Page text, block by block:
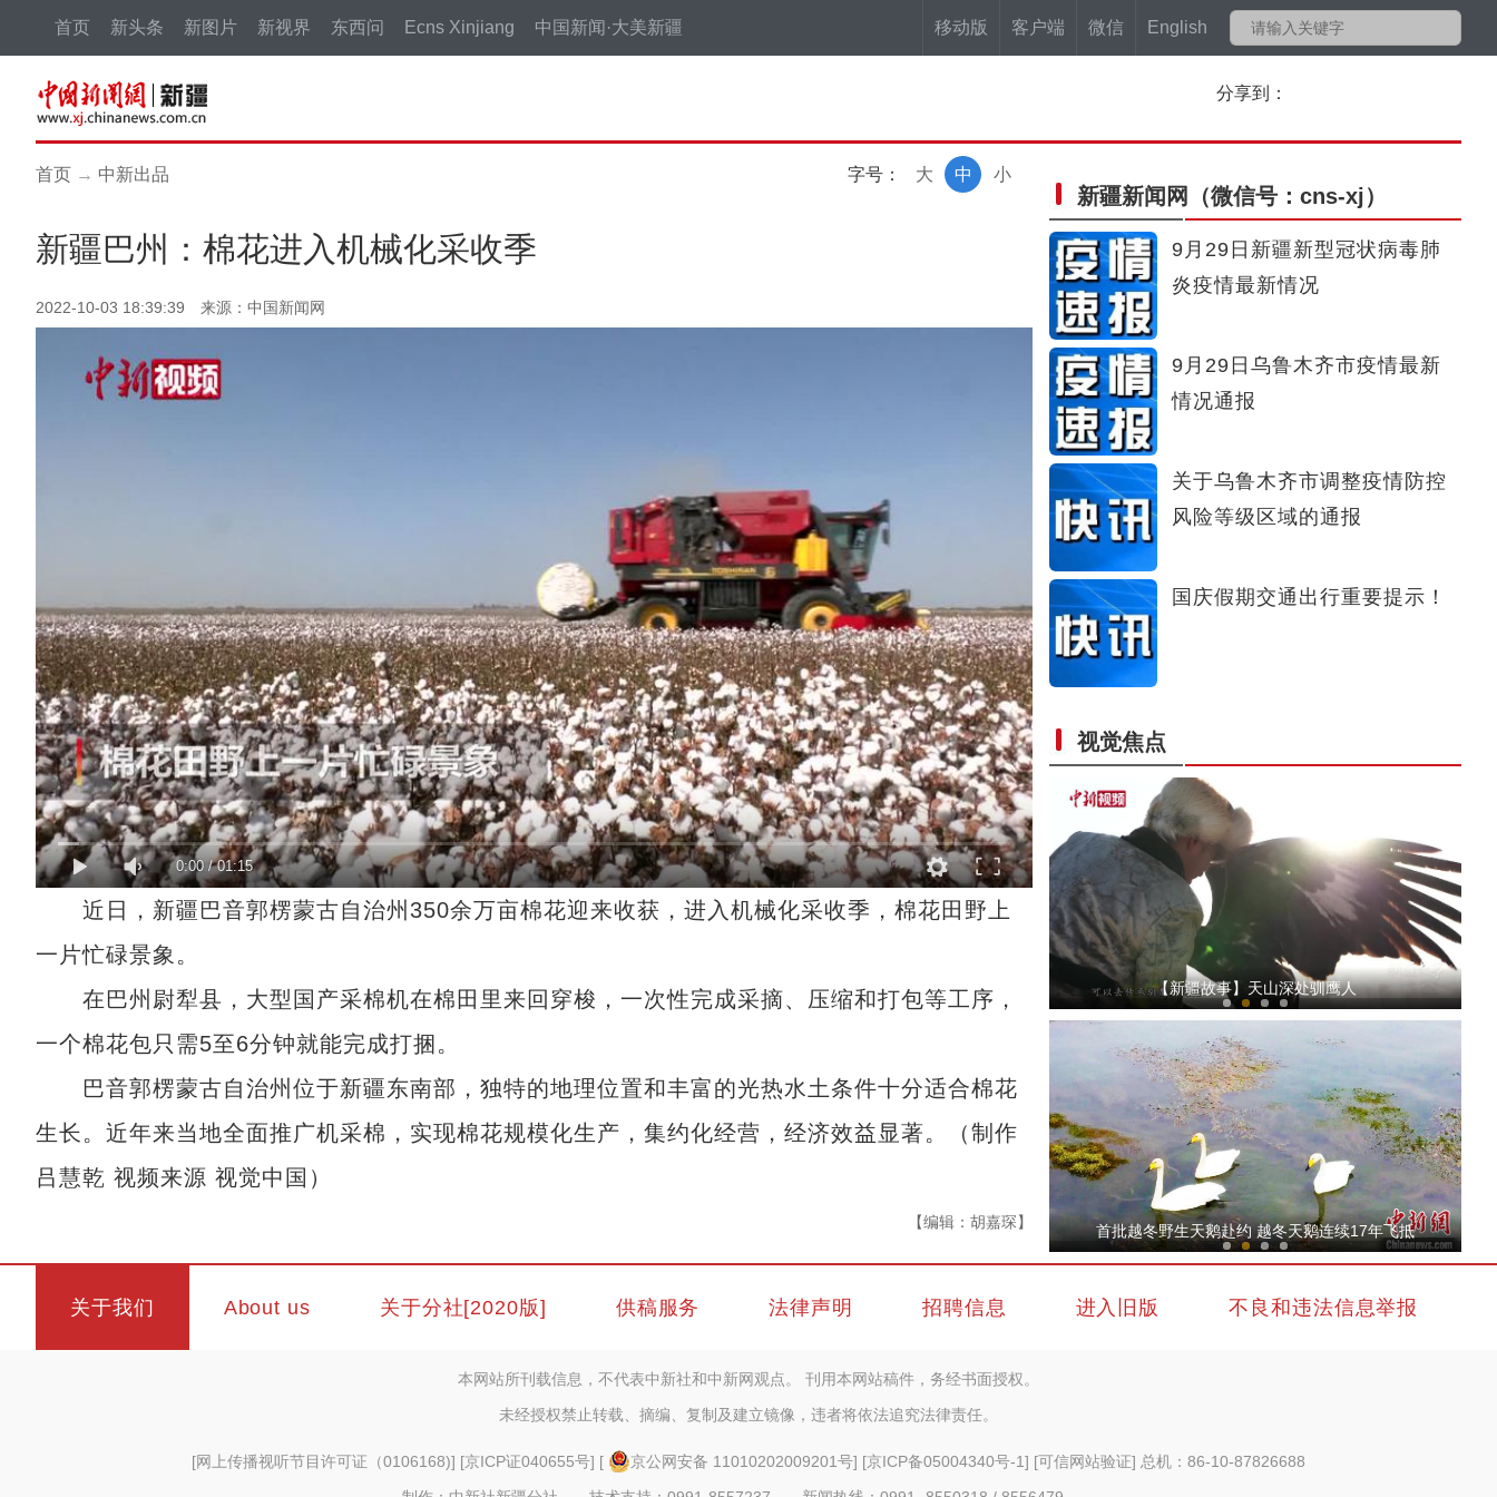
移动版 客户端 微信 English
首页 新头条 新图片 新视界 东西问 Ecns Xinjiang 中国新闻·大美新疆
分享到：
首页 → 中新出品 字号： 小
中
大
新疆巴州：棉花进入机械化采收季
2022-10-03 18:39:39 来源：中国新闻网
0:00/01:15
近日，新疆巴音郭楞蒙古自治州350余万亩棉花迎来收获，进入机械化采收季，棉花田野上
一片忙碌景象。
在巴州尉犁县，大型国产采棉机在棉田里来回穿梭，一次性完成采摘、压缩和打包等工序，
一个棉花包只需5至6分钟就能完成打捆。
巴音郭楞蒙古自治州位于新疆东南部，独特的地理位置和丰富的光热水土条件十分适合棉花
生长。近年来当地全面推广机采棉，实现棉花规模化生产，集约化经营，经济效益显著。（制作
吕慧乾 视频来源 视觉中国）
【编辑：胡嘉琛】
新疆新闻网 （微信号：cns-xj）
9月29日新疆新型冠状病毒肺
炎疫情最新情况
9月29日乌鲁木齐市疫情最新
情况通报
关于乌鲁木齐市调整疫情防控
风险等级区域的通报
国庆假期交通出行重要提示！
视觉焦点
各地民众多种形式祝福祖国生日快乐
新疆多浪峡谷：深秋遇初雪
【新疆故事】天山深处驯鹰人
新疆：不得以任何借口以及静态管理等为由限
各地民众多种形式祝福祖国生日快乐
首批越冬野生天鹅赴约 越冬天鹅连续17年飞抵
关于我们 About us 关于分社[2020版] 供稿服务 法律声明 招聘信息 进入旧版 不良和违法信息举报
本网站所刊载信息，不代表中新社和中新网观点。 刊用本网站稿件，务经书面授权。
未经授权禁止转载、摘编、复制及建立镜像，违者将依法追究法律责任。
[网上传播视听节目许可证（0106168)] [京ICP证040655号] [ 京公网安备 11010202009201号] [京ICP备05004340号-1] [可信网站验证] 总机：86-10-87826688